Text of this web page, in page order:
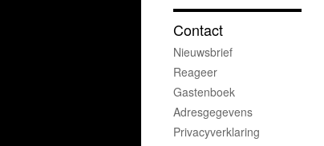
Contact
Nieuwsbrief
Reageer
Gastenboek
Adresgegevens
Privacyverklaring